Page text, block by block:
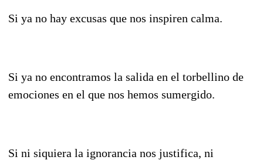
Si ya no hay excusas que nos inspiren calma.
Si ya no encontramos la salida en el torbellino de
emociones en el que nos hemos sumergido.
Si ni siquiera la ignorancia nos justifica, ni